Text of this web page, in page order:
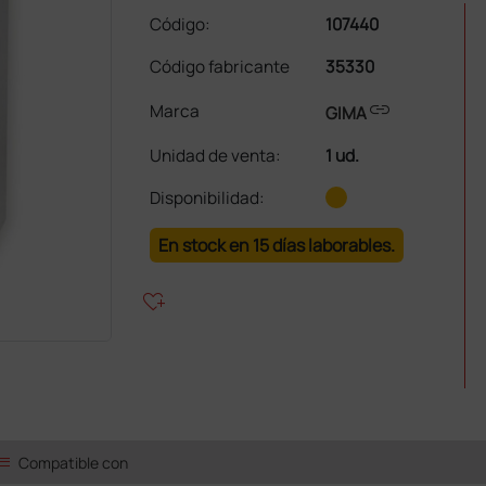
Código:
107440
Código fabricante
35330
Marca
GIMAlink
Unidad de venta:
1 ud.
Disponibilidad:
En stock en 15 días laborables.
heart_plus
Compatible con